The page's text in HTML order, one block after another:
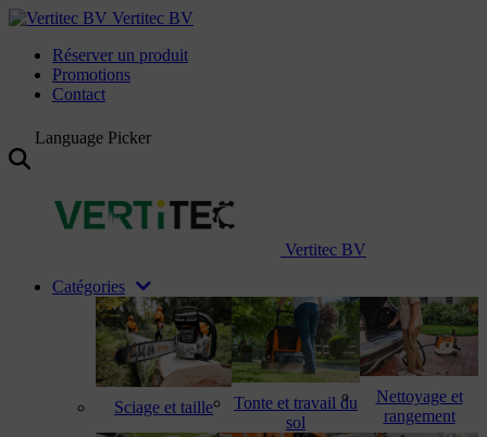
Vertitec BV
Réserver un produit
Promotions
Contact
Language Picker
Vertitec BV
Catégories
Sciage et taille
Tonte et travail du
sol
Nettoyage et
rangement